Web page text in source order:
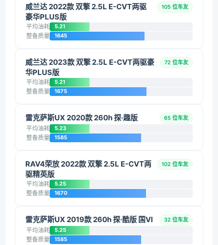
威兰达 2022款 双擎 2.5L E-CVT两驱
豪华PLUS版
105 位车友
平均油耗 5.21
整备质量 1645
威兰达 2023款 双擎 2.5L E-CVT两驱豪
华PLUS版
72 位车友
平均油耗 5.21
整备质量 1675
雷克萨斯UX 2020款 260h 探·趣版 65 位车友
平均油耗 5.23
整备质量 1585
RAV4荣放 2022款 双擎 2.5L E-CVT两
驱精英版
102 位车友
平均油耗 5.25
整备质量 1670
雷克萨斯UX 2019款 260h 探·酷版 国VI 32 位车友
平均油耗 5.25
整备质量 1585